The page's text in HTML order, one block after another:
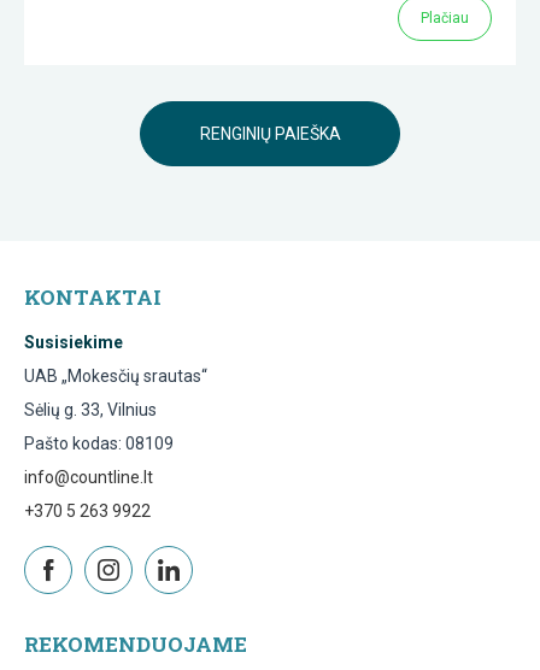
Plačiau
RENGINIŲ PAIEŠKA
KONTAKTAI
Susisiekime
UAB „Mokesčių srautas“
Sėlių g. 33, Vilnius
Pašto kodas: 08109
info@countline.lt
+370 5 263 9922
REKOMENDUOJAME